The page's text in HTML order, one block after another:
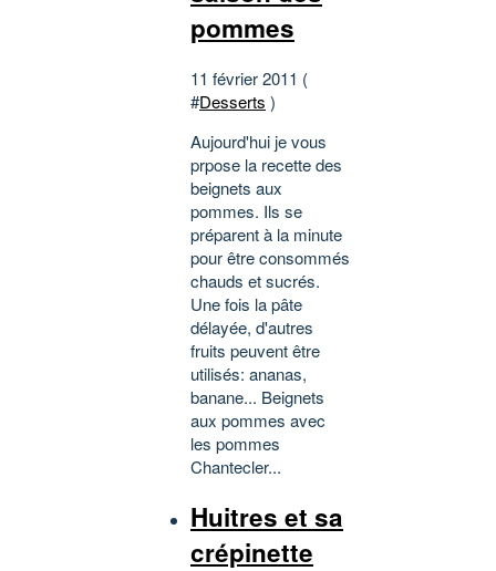
pommes
11 février 2011 (
#Desserts )
Aujourd'hui je vous
prpose la recette des
beignets aux
pommes. Ils se
préparent à la minute
pour être consommés
chauds et sucrés.
Une fois la pâte
délayée, d'autres
fruits peuvent être
utilisés: ananas,
banane... Beignets
aux pommes avec
les pommes
Chantecler...
Huitres et sa
crépinette